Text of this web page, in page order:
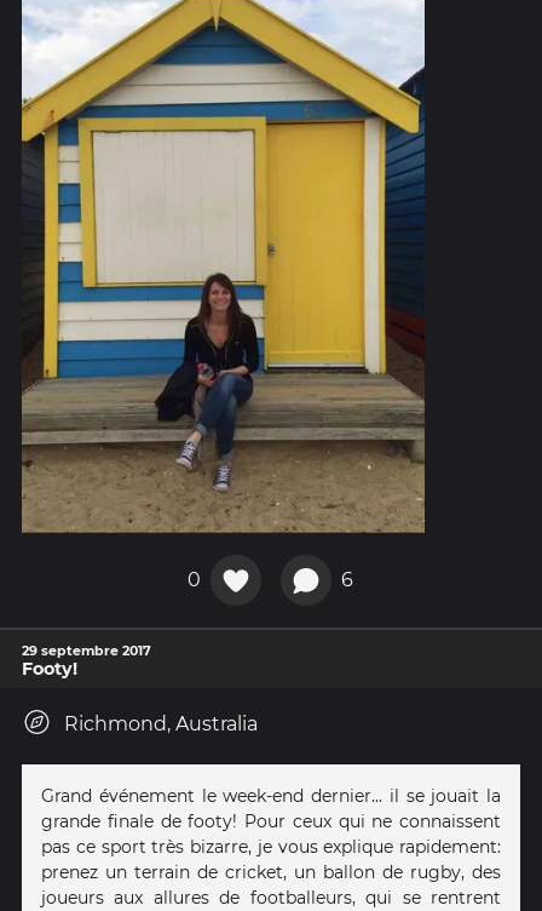
0 6
29 septembre 2017
Footy!
Richmond, Australia
Grand événement le week-end dernier... il se jouait la
grande finale de footy! Pour ceux qui ne connaissent
pas ce sport très bizarre, je vous explique rapidement:
prenez un terrain de cricket, un ballon de rugby, des
joueurs aux allures de footballeurs, qui se rentrent